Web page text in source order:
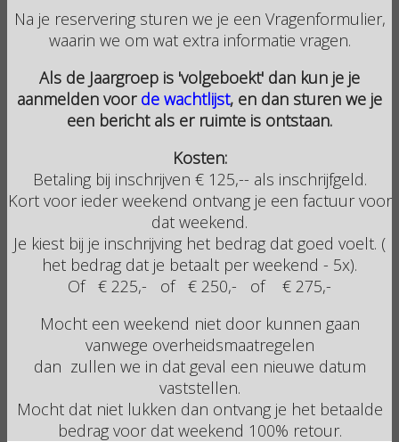
Na je reservering sturen we je een Vragenformulier,
waarin we om wat extra informatie vragen.
Als de Jaargroep is 'volgeboekt' dan kun je je
aanmelden voor de wachtlijst, en dan sturen we je
een bericht als er ruimte is ontstaan.
Kosten:
Betaling bij inschrijven € 125,-- als inschrijfgeld.
Kort voor ieder weekend ontvang je een factuur voor
dat weekend.
Je kiest bij je inschrijving het bedrag dat goed voelt. (
het bedrag dat je betaalt per weekend - 5x).
Of € 225,- of € 250,- of € 275,-
Mocht een weekend niet door kunnen gaan
vanwege overheidsmaatregelen
dan zullen we in dat geval een nieuwe datum
vaststellen.
Mocht dat niet lukken dan ontvang je het betaalde
bedrag voor dat weekend 100% retour.